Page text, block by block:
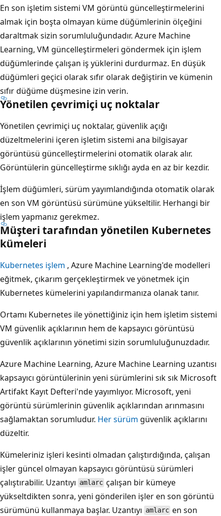
En son işletim sistemi VM görüntü güncelleştirmelerini
almak için boşta olmayan küme düğümlerinin ölçeğini
daraltmak sizin sorumluluğundadır. Azure Machine
Learning, VM güncelleştirmeleri göndermek için işlem
düğümlerinde çalışan iş yüklerini durdurmaz. En düşük
düğümleri geçici olarak sıfır olarak değiştirin ve kümenin
sıfır düğüme düşmesine izin verin.
Yönetilen çevrimiçi uç noktalar
Yönetilen çevrimiçi uç noktalar, güvenlik açığı
düzeltmelerini içeren işletim sistemi ana bilgisayar
görüntüsü güncelleştirmelerini otomatik olarak alır.
Görüntülerin güncelleştirme sıklığı ayda en az bir kezdir.
İşlem düğümleri, sürüm yayımlandığında otomatik olarak
en son VM görüntüsü sürümüne yükseltilir. Herhangi bir
işlem yapmanız gerekmez.
Müşteri tarafından yönetilen Kubernetes
kümeleri
Kubernetes işlem , Azure Machine Learning'de modelleri
eğitmek, çıkarım gerçekleştirmek ve yönetmek için
Kubernetes kümelerini yapılandırmanıza olanak tanır.
Ortamı Kubernetes ile yönettiğiniz için hem işletim sistemi
VM güvenlik açıklarının hem de kapsayıcı görüntüsü
güvenlik açıklarının yönetimi sizin sorumluluğunuzdadır.
Azure Machine Learning, Azure Machine Learning uzantısı
kapsayıcı görüntülerinin yeni sürümlerini sık sık Microsoft
Artifakt Kayıt Defteri'nde yayımlıyor. Microsoft, yeni
görüntü sürümlerinin güvenlik açıklarından arınmasını
sağlamaktan sorumludur. Her sürüm güvenlik açıklarını
düzeltir.
Kümeleriniz işleri kesinti olmadan çalıştırdığında, çalışan
işler güncel olmayan kapsayıcı görüntüsü sürümleri
çalıştırabilir. Uzantıyı amlarc çalışan bir kümeye
yükseltdikten sonra, yeni gönderilen işler en son görüntü
sürümünü kullanmaya başlar. Uzantıyı amlarc en son